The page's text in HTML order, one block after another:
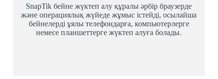
SnapTik бейне жүктеп алу құралы әрбір браузерде
және операциялық жүйеде жұмыс істейді, осылайша
бейнелерді ұялы телефондарға, компьютерлерге
немесе планшеттерге жүктеп алуға болады.